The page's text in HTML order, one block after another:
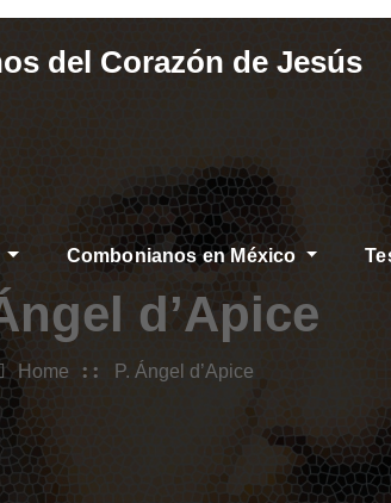
del Corazón de Jesús
Combonianos en México
d’Apice
Home P. Ángel d’Apice